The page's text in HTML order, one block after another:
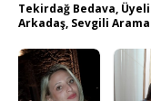
Tekirdağ Bedava,
Arkadaş, Sevgili